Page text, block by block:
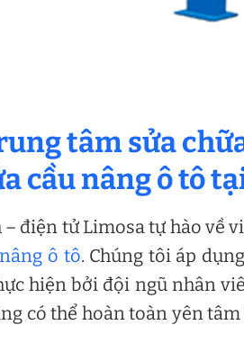
tâm sửa
cầu nâng ô tô
điện tử Limosa tự hào về
ô tô. Chúng tôi áp
hiện bởi đội ngũ nhân
có thể hoàn toàn yên